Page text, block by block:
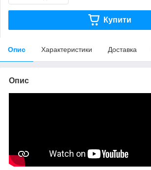
Купити
Опис Характеристики Доставка
Опис